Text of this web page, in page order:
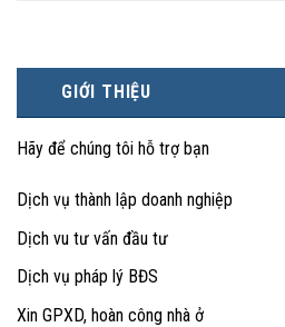
GIỚI THIỆU
Hãy để chúng tôi hỗ trợ bạn
Dịch vụ thành lập doanh nghiệp
Dịch vu tư vấn đầu tư
Dịch vụ pháp lý BĐS
Xin GPXD, hoàn công nhà ở